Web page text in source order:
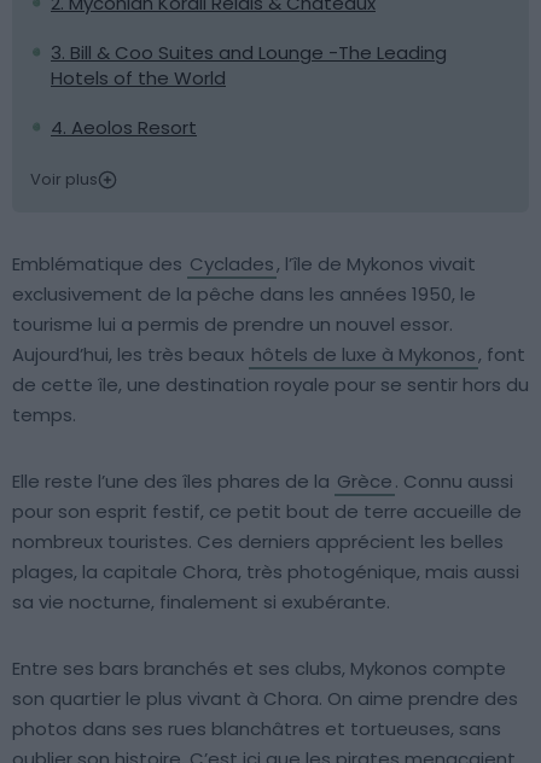
3. Bill & Coo Suites and Lounge -The Leading
Hotels of the World
4. Aeolos Resort
Voir plus
Emblématique des Cyclades, l’île de Mykonos vivait
exclusivement de la pêche dans les années 1950, le
tourisme lui a permis de prendre un nouvel essor.
Aujourd’hui, les très beaux hôtels de luxe à Mykonos, font
de cette île, une destination royale pour se sentir hors du
temps.
Elle reste l’une des îles phares de la Grèce. Connu aussi
pour son esprit festif, ce petit bout de terre accueille de
nombreux touristes. Ces derniers apprécient les belles
plages, la capitale Chora, très photogénique, mais aussi
sa vie nocturne, finalement si exubérante.
Entre ses bars branchés et ses clubs, Mykonos compte
son quartier le plus vivant à Chora. On aime prendre des
photos dans ses rues blanchâtres et tortueuses, sans